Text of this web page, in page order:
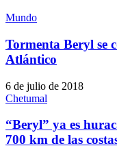
Mundo
Tormenta Beryl se
Atlántico
6 de julio de 2018
Chetumal
“Beryl” ya es
700 km de las